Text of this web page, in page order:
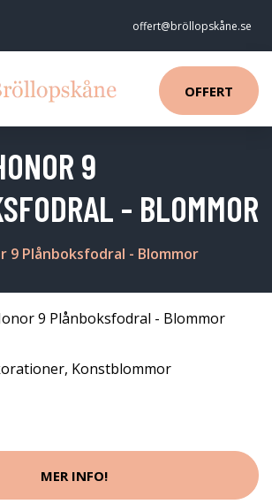
offert@bröllopskåne.se
OFFERT
9
- BLOMMOR
9 Plånboksfodral - Blommor
, Konstblommor
MER INFO!